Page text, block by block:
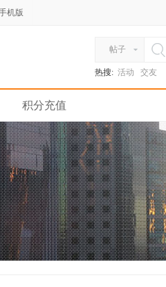
机版
帖子
热搜: 活动 交友
积分充值